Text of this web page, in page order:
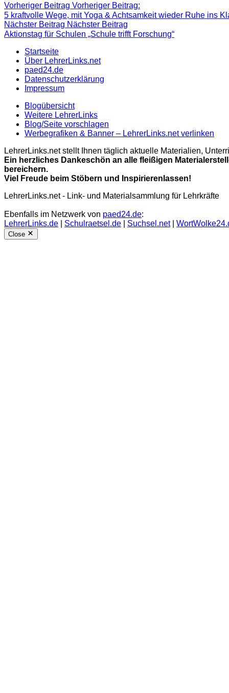
Vorheriger Beitrag Vorheriger Beitrag:
5 kraftvolle Wege, mit Yoga & Achtsamkeit wieder Ruhe ins
Nächster Beitrag Nächster Beitrag
Aktionstag für Schulen „Schule trifft Forschung“
Startseite
Über LehrerLinks.net
paed24.de
Datenschutzerklärung
Impressum
Blogübersicht
Weitere LehrerLinks
Blog/Seite vorschlagen
Werbegrafiken & Banner – LehrerLinks.net verlinken
LehrerLinks.net stellt Ihnen täglich aktuelle Materialien,
Ein herzliches Dankeschön an alle fleißigen
bereichern.
Viel Freude beim Stöbern und Inspirierenlassen!
LehrerLinks.net - Link- und Materialsammlung für Lehrkräfte
Ebenfalls im Netzwerk von paed24.de:
LehrerLinks.de
Schulraetsel.de Suchsel.net|
Close